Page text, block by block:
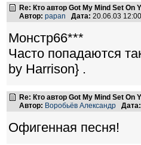
Re: Кто автор Got My Mind Set On
Автор: papan Дата: 20.06.03
Монстр66***
Часто попадаются
by Harrison} .
Re: Кто автор Got My Mind Set On
Автор: Воробьёв Александр Дата:
Офигенная песня!